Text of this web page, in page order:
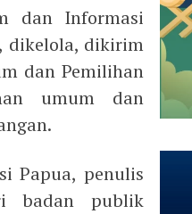
dan Informasi
dikelola, dikirim
dan Pemilihan
umum dan
Papua, penulis
badan publik